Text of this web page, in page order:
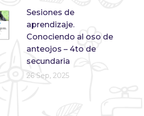
Sesiones de
aprendizaje.
Conociendo al oso de
anteojos – 4to de
secundaria
26 Sep, 2025